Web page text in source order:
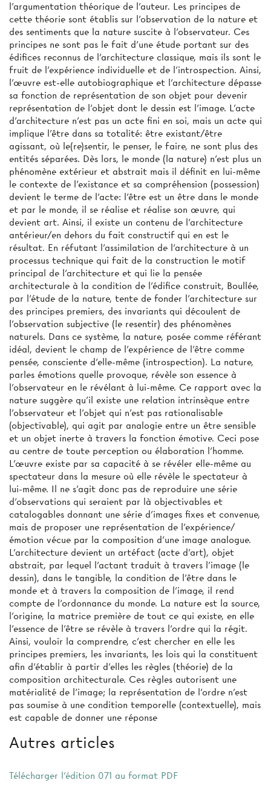
l'argumentation théorique de l'auteur. Les principes de
cette théorie sont établis sur l'observation de la nature et
des sentiments que la nature suscite à l'observateur. Ces
principes ne sont pas le fait d'une étude portant sur des
édifices reconnus de l'architecture classique, mais ils sont le
fruit de l'expérience individuelle et de l'introspection. Ainsi,
l'œuvre est-elle autobiographique et l'architecture dépasse
sa fonction de représentation de son objet pour devenir
représentation de l'objet dont le dessin est l'image. L'acte
d’architecture n'est pas un acte fini en soi, mais un acte qui
implique l'être dans sa totalité: être existant/être
agissant, où le(re)sentir, le penser, le faire, ne sont plus des
entités séparées. Dès lors, le monde (la nature) n'est plus un
phénomène extérieur et abstrait mais il définit en lui-même
le contexte de l'existance et sa compréhension (possession)
devient le terme de l'acte: l'être est un être dans le monde
et par le monde, il se réalise et réalise son œuvre, qui
devient art. Ainsi, il existe un contenu de l'architecture
antérieur/en dehors du fait constructif qui en est le
résultat. En réfutant l'assimilation de l'architecture à un
processus technique qui fait de la construction le motif
principal de l'architecture et qui lie la pensée
architecturale à la condition de l'édifice construit, Boullée,
par l'étude de la nature, tente de fonder l'architecture sur
des principes premiers, des invariants qui découlent de
l'observation subjective (le resentir) des phénomènes
naturels. Dans ce système, la nature, posée comme référant
idéal, devient le champ de l'expérience de l'être comme
pensée, consciente d'elle-même (introspection). La nature,
parles émotions quelle provoque, révèle son essence à
l'observateur en le révélant à lui-même. Ce rapport avec la
nature suggère qu'il existe une relation intrinsèque entre
l'observateur et l'objet qui n'est pas rationalisable
(objectivable), qui agit par analogie entre un être sensible
et un objet inerte à travers la fonction émotive. Ceci pose
au centre de toute perception ou élaboration l'homme.
L'œuvre existe par sa capacité à se révéler elle-même au
spectateur dans la mesure où elle révèle le spectateur à
lui-même. Il ne s’agit donc pas de reproduire une série
d'observations qui seraient par là objectivables et
catalogables donnant une série d'images fixes et convenue,
mais de proposer une représentation de l'expérience/
émotion vécue par la composition d'une image analogue.
L'architecture devient un artéfact (acte d’art), objet
abstrait, par lequel l'actant traduit à travers l'image (le
dessin), dans le tangible, la condition de l'être dans le
monde et à travers la composition de l'image, il rend
compte de l'ordonnance du monde. La nature est la source,
l’origine, la matrice première de tout ce qui existe, en elle
l'essence de l'être se révèle à travers l'ordre qui la régit.
Ainsi, vouloir la comprendre, c'est chercher en elle les
principes premiers, les invariants, les lois qui la constituent
afin d'établir à partir d'elles les règles (théorie) de la
composition architecturale. Ces règles autorisent une
matérialité de l'image; la représentation de l'ordre n'est
pas soumise à une condition temporelle (contextuelle), mais
est capable de donner une réponse
Autres articles
Télécharger l'édition 071 au format PDF